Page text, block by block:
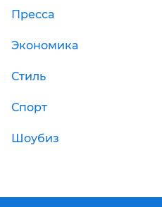
Пресса
Экономика
Стиль
Спорт
Шоубиз